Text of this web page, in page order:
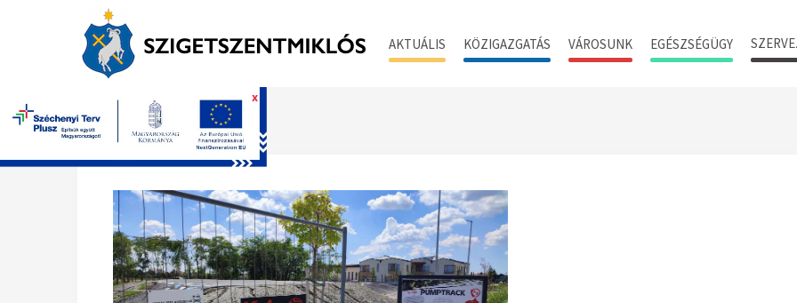
AKTUÁLIS KÖZIGAZGATÁS VÁROSUNK EGÉSZSÉGÜGY
x
Főoldal